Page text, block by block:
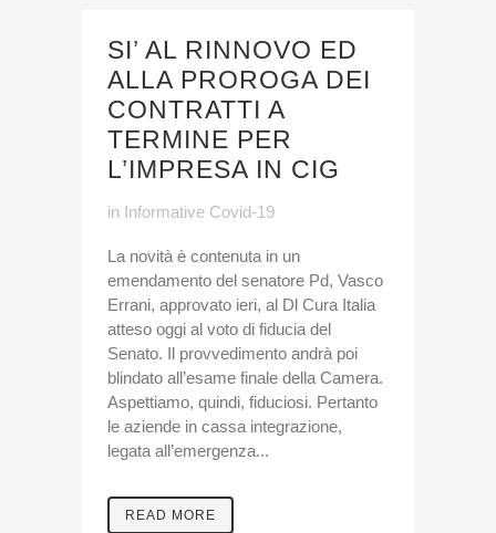
SI’ AL RINNOVO ED
ALLA PROROGA DEI
CONTRATTI A
TERMINE PER
L’IMPRESA IN CIG
in Informative Covid-19
La novità è contenuta in un
emendamento del senatore Pd, Vasco
Errani, approvato ieri, al Dl Cura Italia
atteso oggi al voto di fiducia del
Senato. Il provvedimento andrà poi
blindato all’esame finale della Camera.
Aspettiamo, quindi, fiduciosi. Pertanto
le aziende in cassa integrazione,
legata all’emergenza...
READ MORE